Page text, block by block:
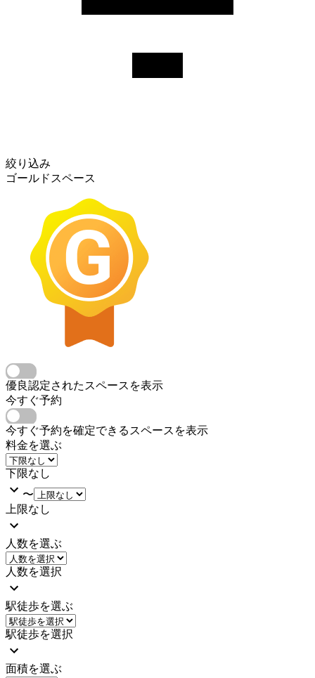
絞り込み
ゴールドスペース
優良認定されたスペースを表示
今すぐ予約
今すぐ予約を確定できるスペースを表示
料金を選ぶ
下限なし
〜
上限なし
人数を選ぶ
人数を選択
駅徒歩を選ぶ
駅徒歩を選択
面積を選ぶ